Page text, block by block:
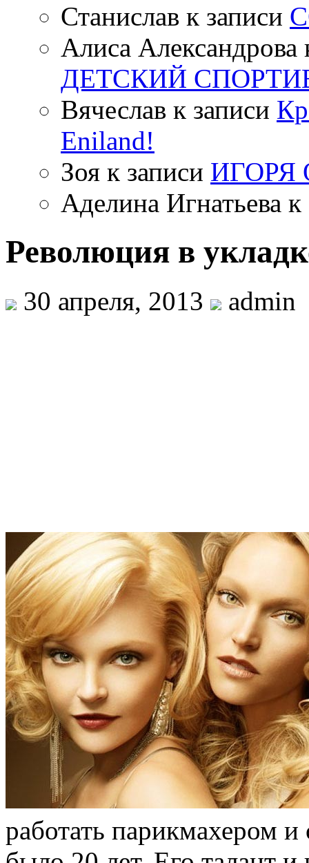
Станислав к записи
Алиса Александрова
ДЕТСКИЙ
Вячеслав к записи
Eniland!
Зоя к записи ИГОРЯ
Аделина Игнатьева к
Революция в
30 апреля, 2013 admin
работать парикмахером